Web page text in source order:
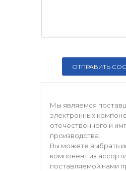
Мы являемся
электронных
отечественного и
производства.
Вы можете выбрать
компонент из
поставляемой нами